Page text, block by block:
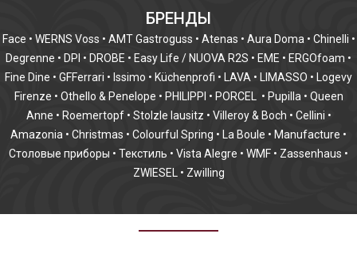
БРЕНДЫ
Face • WERNS Voss • AMT Gastroguss • Atenas • Aura Doma • Chinelli •
Degrenne • DPI • DROBE • Easy Life / NUOVA R2S • EME • ERGOfoam •
Fine Dine • GFFerrari • Issimo • Küchenprofi • LAVA • LIMASSO • Logevy
Firenze • Othello & Penelope • PHILIPPI • PORCEL • Pupilla • Queen
Anne • Roemertopf • Stolzle lausitz • Villeroy & Boch • Cellini •
Amazonia • Christmas • Colourful Spring • La Boule • Manufacture •
Столовые приборы • Текстиль • Vista Alegre • WMF • Zassenhaus •
ZWIESEL
• Zwilling